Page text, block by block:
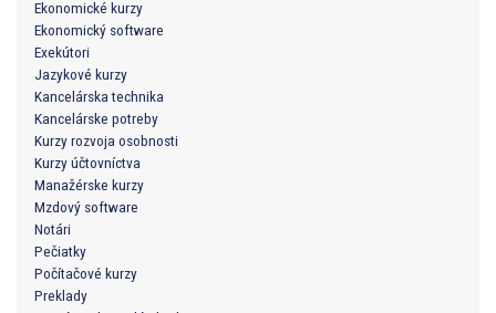
Ekonomické kurzy
Ekonomický software
Exekútori
Jazykové kurzy
Kancelárska technika
Kancelárske potreby
Kurzy rozvoja osobnosti
Kurzy účtovníctva
Manažérske kurzy
Mzdový software
Notári
Pečiatky
Počítačové kurzy
Preklady